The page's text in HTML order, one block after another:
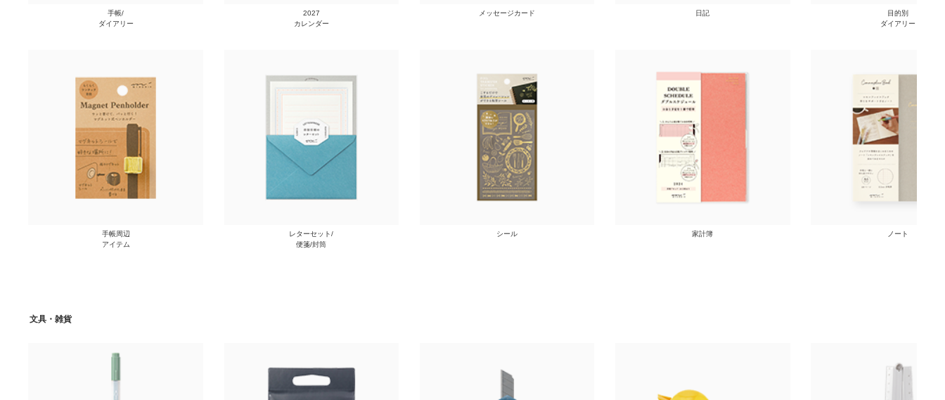
手帳/
ダイアリー
手帳周辺
アイテム
2027
カレンダー
レターセット/
便箋/封筒
メッセージカード
シール
日記
家計簿
目的別
ダイアリー
ノート
文具・雑貨